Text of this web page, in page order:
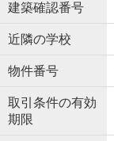
建築確認番号
近隣の学校
物件番号
取引条件の有効
期限